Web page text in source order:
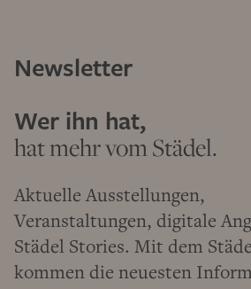
Newsletter
Wer ihn hat,
hat mehr vom Städel.
Aktuelle Ausstellungen,
Veranstaltungen, digitale
Städel Stories. Mit dem
kommen die neuesten